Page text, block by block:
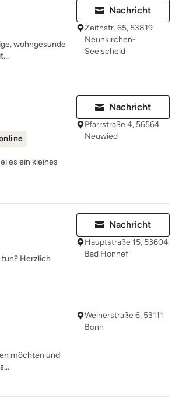
wohngesunde
Nachricht
Zeithstr. 65, 53819
Neunkirchen-
Seelscheid
es ein kleines
Nachricht
Pfarrstraße 4, 56564
Neuwied
Herzlich
Nachricht
Hauptstraße 15, 53604
Bad Honnef
möchten und
Weiherstraße 6, 53111
Bonn